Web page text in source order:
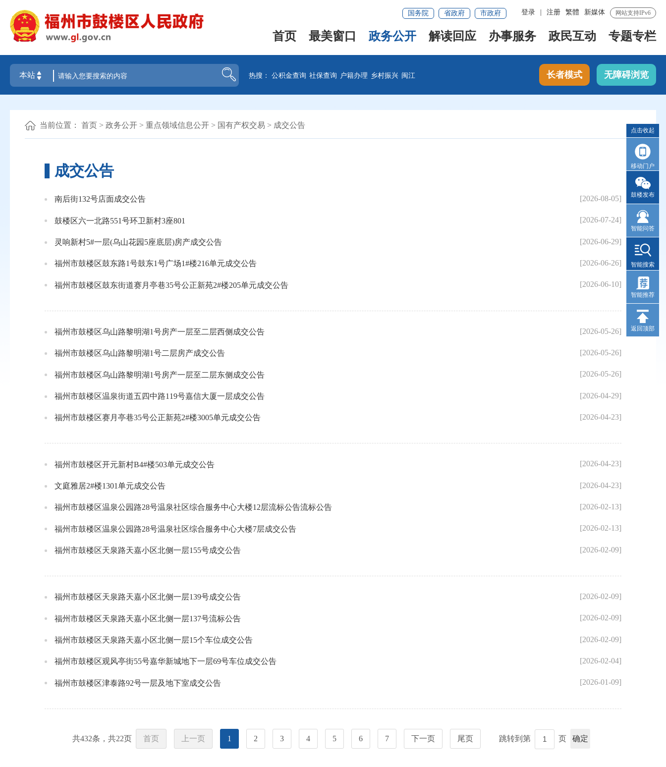
网站支持IPv6
新媒体
繁體
登录 注册
国务院 省政府 市政府
首页 最美窗口 政务公开 解读回应 办事服务 政民互动 专题专栏
热搜：公积金查询 社保查询 户籍办理 乡村振兴 闽江 长者模式 无障碍浏览
当前位置： 首页 > 政务公开 > 重点领域信息公开 > 国有产权交易 > 成交公告
成交公告
[2026-08-05]
南后街132号店面成交公告
[2026-07-24]
鼓楼区六一北路551号环卫新村3座801
[2026-06-29]
灵响新村5#一层(乌山花园5座底层)房产成交公告
[2026-06-26]
福州市鼓楼区鼓东路1号鼓东1号广场1#楼216单元成交公告
[2026-06-10]
福州市鼓楼区鼓东街道赛月亭巷35号公正新苑2#楼205单元成交公告
[2026-05-26]
福州市鼓楼区乌山路黎明湖1号房产一层至二层西侧成交公告
[2026-05-26]
福州市鼓楼区乌山路黎明湖1号二层房产成交公告
[2026-05-26]
福州市鼓楼区乌山路黎明湖1号房产一层至二层东侧成交公告
[2026-04-29]
福州市鼓楼区温泉街道五四中路119号嘉信大厦一层成交公告
[2026-04-23]
福州市鼓楼区赛月亭巷35号公正新苑2#楼3005单元成交公告
[2026-04-23]
福州市鼓楼区开元新村B4#楼503单元成交公告
[2026-04-23]
文庭雅居2#楼1301单元成交公告
[2026-02-13]
福州市鼓楼区温泉公园路28号温泉社区综合服务中心大楼12层流标公告流标公告
[2026-02-13]
福州市鼓楼区温泉公园路28号温泉社区综合服务中心大楼7层成交公告
[2026-02-09]
福州市鼓楼区天泉路天嘉小区北侧一层155号成交公告
[2026-02-09]
福州市鼓楼区天泉路天嘉小区北侧一层139号成交公告
[2026-02-09]
福州市鼓楼区天泉路天嘉小区北侧一层137号流标公告
[2026-02-09]
福州市鼓楼区天泉路天嘉小区北侧一层15个车位成交公告
[2026-02-04]
福州市鼓楼区观风亭街55号嘉华新城地下一层69号车位成交公告
[2026-01-09]
福州市鼓楼区津泰路92号一层及地下室成交公告
共432条，共22页 首页 上一页 1 2 3 4 5 6 7 下一页 尾页 跳转到第 页 确定
点击收起
移动门户
鼓楼发布
智能问答
智能搜索
智能推荐
返回顶部